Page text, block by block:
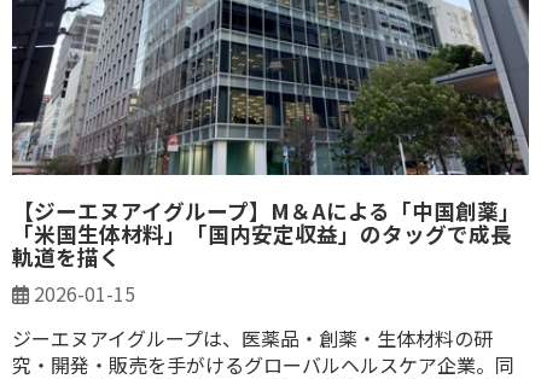
【ジーエヌアイグループ】M＆Aによる「中国創薬」
「米国生体材料」「国内安定収益」のタッグで成長
軌道を描く
2026-01-15
ジーエヌアイグループは、医薬品・創薬・生体材料の研
究・開発・販売を手がけるグローバルヘルスケア企業。同